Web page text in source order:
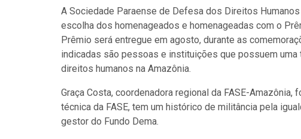
A Sociedade Paraense de Defesa dos Direitos
escolha dos homenageados e homenageadas com o
Prêmio será entregue em agosto, durante as
indicadas são pessoas e instituições que possuem
direitos humanos na Amazônia.
Graça Costa, coordenadora regional da FASE-
técnica da FASE, tem um histórico de militância pela
gestor do Fundo Dema.